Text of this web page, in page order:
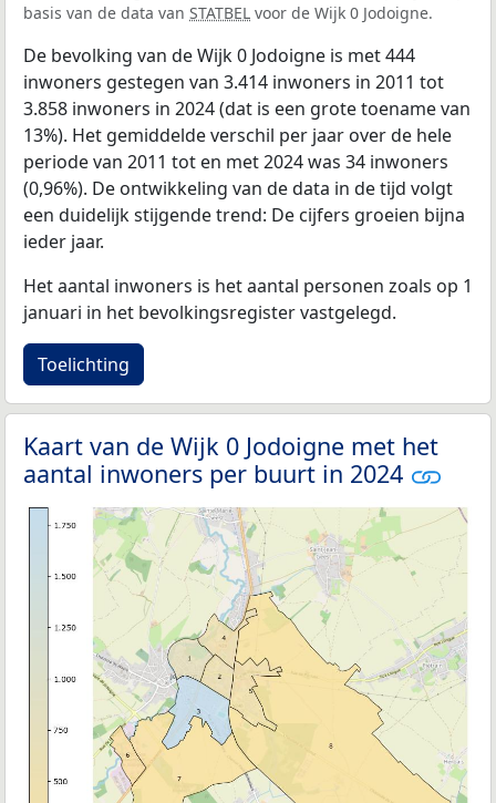
basis van de data van STATBEL voor de Wijk 0 Jodoigne.
De bevolking van de Wijk 0 Jodoigne is met 444
inwoners gestegen van 3.414 inwoners in 2011 tot
3.858 inwoners in 2024 (dat is een grote toename van
13%). Het gemiddelde verschil per jaar over de hele
periode van 2011 tot en met 2024 was 34 inwoners
(0,96%). De ontwikkeling van de data in de tijd volgt
een duidelijk stijgende trend: De cijfers groeien bijna
ieder jaar.
Het aantal inwoners is het aantal personen zoals op 1
januari in het bevolkingsregister vastgelegd.
Toelichting
Kaart van de Wijk 0 Jodoigne met het
aantal inwoners per buurt in 2024